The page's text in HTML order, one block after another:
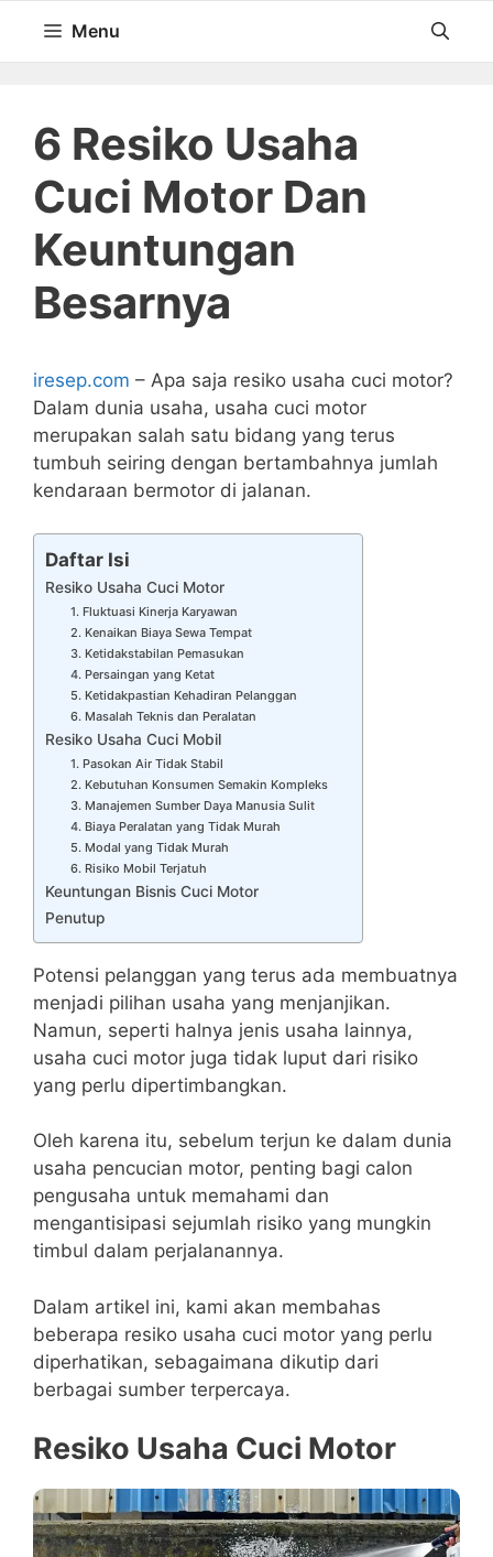
isi
Menu
6 Resiko Usaha
Cuci Motor Dan
Keuntungan
Besarnya
iresep.com – Apa saja resiko usaha cuci motor?
Dalam dunia usaha, usaha cuci motor
merupakan salah satu bidang yang terus
tumbuh seiring dengan bertambahnya jumlah
kendaraan bermotor di jalanan.
Daftar Isi
Resiko Usaha Cuci Motor
1. Fluktuasi Kinerja Karyawan
2. Kenaikan Biaya Sewa Tempat
3. Ketidakstabilan Pemasukan
4. Persaingan yang Ketat
5. Ketidakpastian Kehadiran Pelanggan
6. Masalah Teknis dan Peralatan
Resiko Usaha Cuci Mobil
1. Pasokan Air Tidak Stabil
2. Kebutuhan Konsumen Semakin Kompleks
3. Manajemen Sumber Daya Manusia Sulit
4. Biaya Peralatan yang Tidak Murah
5. Modal yang Tidak Murah
6. Risiko Mobil Terjatuh
Keuntungan Bisnis Cuci Motor
Penutup
Potensi pelanggan yang terus ada membuatnya
menjadi pilihan usaha yang menjanjikan.
Namun, seperti halnya jenis usaha lainnya,
usaha cuci motor juga tidak luput dari risiko
yang perlu dipertimbangkan.
Oleh karena itu, sebelum terjun ke dalam dunia
usaha pencucian motor, penting bagi calon
pengusaha untuk memahami dan
mengantisipasi sejumlah risiko yang mungkin
timbul dalam perjalanannya.
Dalam artikel ini, kami akan membahas
beberapa resiko usaha cuci motor yang perlu
diperhatikan, sebagaimana dikutip dari
berbagai sumber terpercaya.
Resiko Usaha Cuci Motor